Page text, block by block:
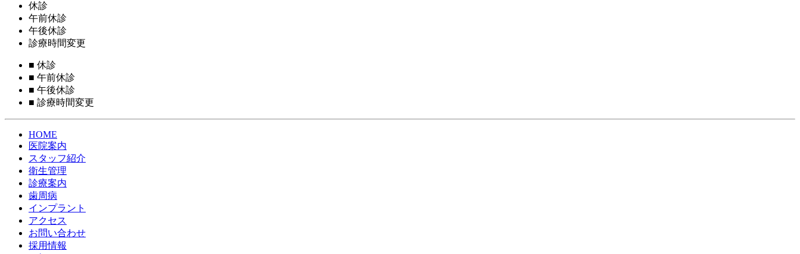
休診
午前休診
午後休診
診療時間変更
■ 休診
■ 午前休診
■ 午後休診
■ 診療時間変更
HOME
医院案内
スタッフ紹介
衛生管理
診療案内
歯周病
インプラント
アクセス
お問い合わせ
採用情報